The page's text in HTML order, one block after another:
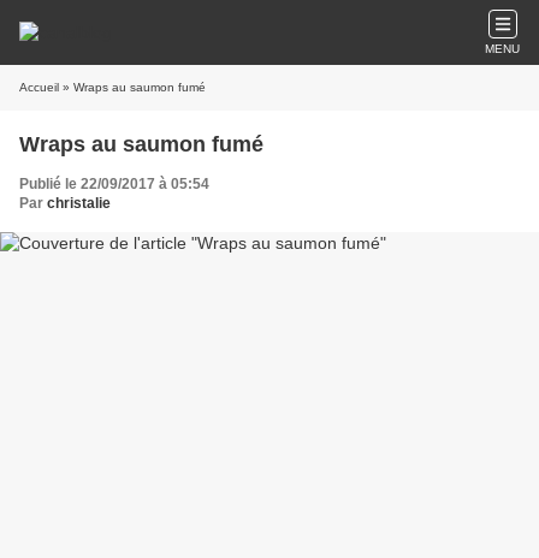
MENU
Accueil » Wraps au saumon fumé
Wraps au saumon fumé
Publié le 22/09/2017 à 05:54
Par christalie